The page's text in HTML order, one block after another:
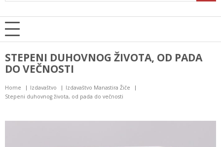
STEPENI DUHOVNOG ŽIVOTA, OD PADA
DO VEČNOSTI
Home Izdavaštvo
Izdavaštvo Manastira Žiče
Stepeni duhovnog života, od pada do večnosti